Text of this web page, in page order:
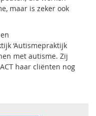
maar is zeker ook
‘Autismepraktijk
met autisme. Zij
haar cliënten nog